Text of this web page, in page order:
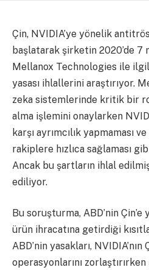
Çin, NVIDIA’ye yönelik
başlatarak şirketin 2020’de 7
Mellanox Technologies ile
yasası ihlallerini araştırıyor.
zeka sistemlerinde kritik bir
alma işlemini onaylarken
karşı ayrımcılık yapmaması
rakiplere hızlıca sağlaması
Ancak bu şartların ihlal
ediliyor.
Bu soruşturma, ABD’nin
ürün ihracatına getirdiği
ABD’nin yasakları, NVIDIA’nın
operasyonlarını